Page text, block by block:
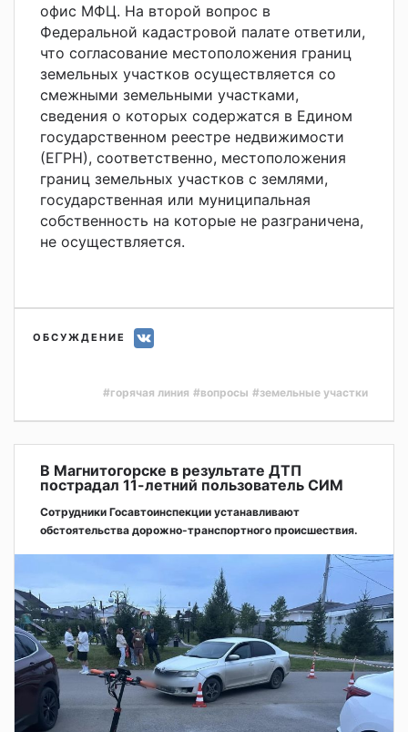
офис МФЦ. На второй вопрос в
Федеральной кадастровой палате ответили,
что согласование местоположения границ
земельных участков осуществляется со
смежными земельными участками,
сведения о которых содержатся в Едином
государственном реестре недвижимости
(ЕГРН), соответственно, местоположения
границ земельных участков с землями,
государственная или муниципальная
собственность на которые не разграничена,
не осуществляется.
ОБСУЖДЕНИЕ
#горячая линия #вопросы #земельные участки
В Магнитогорске в результате ДТП
пострадал 11-летний пользователь СИМ
Сотрудники Госавтоинспекции устанавливают
обстоятельства дорожно-транспортного происшествия.